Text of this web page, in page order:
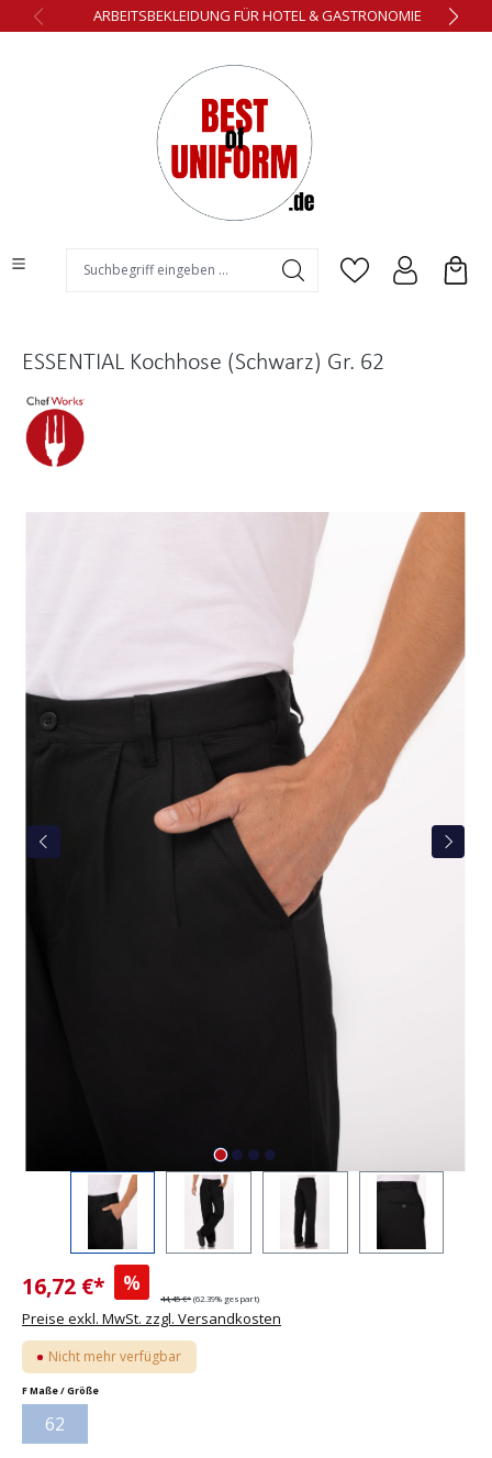
springenARBEITSBEKLEIDUNG FÜR HOTEL & GASTRONOMIE
ESSENTIAL Kochhose (Schwarz) Gr. 62
16,72 €* %
44,45 €* (62.39% gespart)
Preise exkl. MwSt. zzgl. Versandkosten
Nicht mehr verfügbar
F Maße / Größeauswählen
62(Diese Option ist zurzeit nicht verfügbar.)